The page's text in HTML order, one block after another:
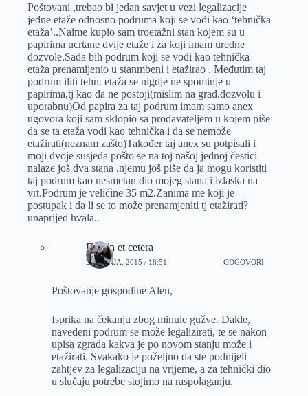
Poštovani ,trebao bi jedan savjet u vezi legalizacije
jedne etaže odnosno podruma koji se vodi kao ‘tehnička
etaža’..Naime kupio sam troetažni stan kojem su u
papirima ucrtane dvije etaže i za koji imam uredne
dozvole.Sada bih podrum koji se vodi kao tehnička
etaža prenamijenio u stanmbeni i etažirao . Međutim taj
podrum iliti tehn. etaža se nigdje ne spominje u
papirima,tj kao da ne postoji(mislim na građ.dozvolu i
uporabnu)Od papira za taj podrum imam samo anex
ugovora koji sam sklopio sa prodavateljem u kojem piše
da se ta etaža vodi kao tehnička i da se nemože
etažirati(neznam zašto)Također taj anex su potpisali i
moji dvoje susjeda pošto se na toj našoj jednoj čestici
nalaze još dva stana ,njemu još piše da ja mogu koristiti
taj podrum kao nesmetan dio mojeg stana i izlaska na
vrt.Podrum je veličine 35 m2.Zanima me koji je
postupak i da li se to može prenamjeniti tj etažirati?
unaprijed hvala..
Dizajn et cetera
25 LIPNJA, 2015 / 18:51 ODGOVORI
Poštovanje gospodine Alen,
Isprika na čekanju zbog minule gužve. Dakle,
navedeni podrum se može legalizirati, te se nakon
upisa zgrada kakva je po novom stanju može i
etažirati. Svakako je poželjno da ste podnijeli
zahtjev za legalizaciju na vrijeme, a za tehnički dio
u slučaju potrebe stojimo na raspolaganju.